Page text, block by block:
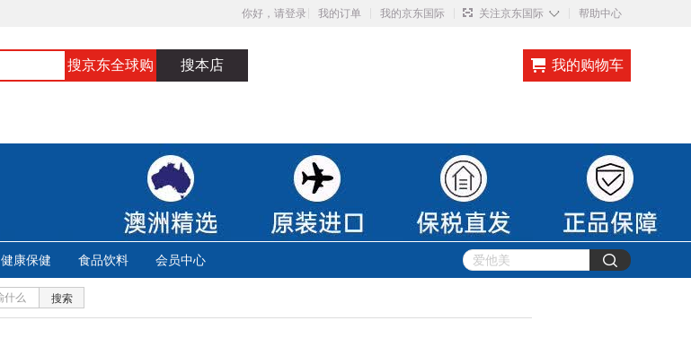
你好，请登录 我的订单 我的京东国际 关注京东国际 ◇ 帮助中心
搜京东全球购 搜本店 我的购物车
健康保健 食品饮料 会员中心
搜索